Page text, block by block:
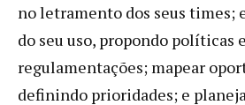
no letramento dos seus times;
do seu uso, propondo políticas e
regulamentações; mapear
definindo prioridades; e